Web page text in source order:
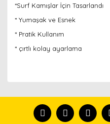
*Surf Kamışlar İçin Tasarlandı
* Yumaşak ve Esnek
* Pratik Kullanım
* çırtlı kolay ayarlama
formunu kullanarak
Görüş ve önerileriniz için